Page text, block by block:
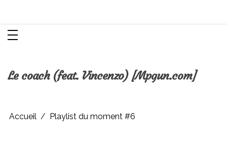
Le coach (feat. Vincenzo) [Mpgun.com]
Accueil Playlist du moment #6